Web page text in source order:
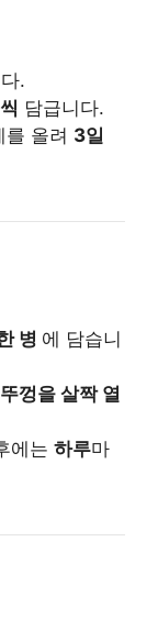
.
담급니다.
올려 3일
병 에 담습니
껑을 살짝 열
에는 하루마